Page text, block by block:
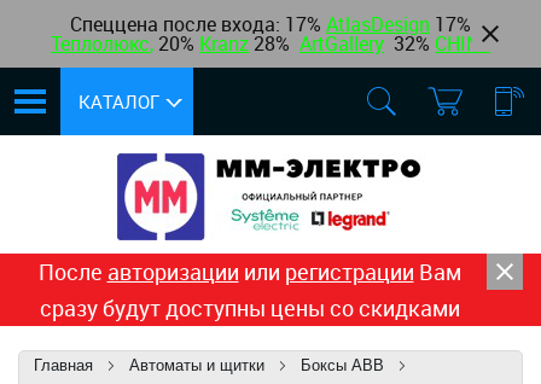
Спеццена после входа: 17% AtlasDesign 17%
Теплолюкс, 20% Kranz 28% ArtGallery 32% CHINT
КАТАЛОГ
После авторизации или регистрации Вам
сразу будут доступны цены со скидками
Главная Автоматы и щитки
Боксы ABB